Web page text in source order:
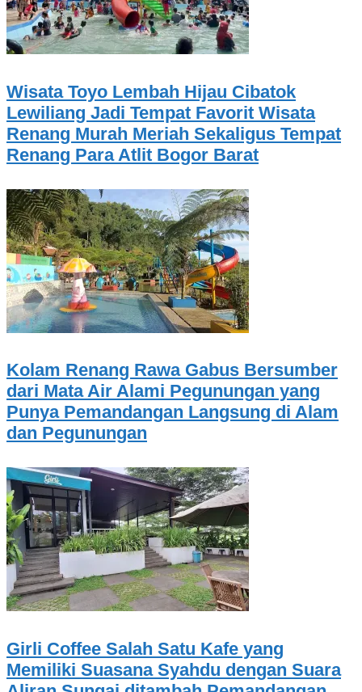
Wisata Toyo Lembah Hijau Cibatok
Lewiliang Jadi Tempat Favorit Wisata
Renang Murah Meriah Sekaligus Tempat
Renang Para Atlit Bogor Barat
Kolam Renang Rawa Gabus Bersumber
dari Mata Air Alami Pegunungan yang
Punya Pemandangan Langsung di Alam
dan Pegunungan
Girli Coffee Salah Satu Kafe yang
Memiliki Suasana Syahdu dengan Suara